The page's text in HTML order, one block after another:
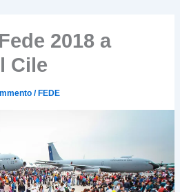
2018 a
Cile
/ FEDE